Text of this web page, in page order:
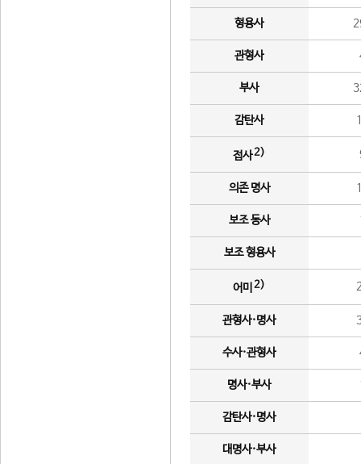
형용사
관형사
부사
감탄사
접사2)
의존 명사
보조 동사
보조 형용사
어미 2)
관형사·명사
수사·관형사
명사·부사
감탄사·명사
대명사·부사